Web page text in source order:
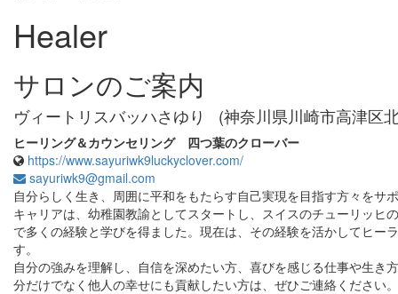
Healer
サロンのご案内
ヴィートリスバッハさゆり (神奈川県川崎市高津区
ヒーリング＆カウンセリング 四つ葉のクローバー
https://www.sayuriwk9luckyclover.com/
sayuriwk9@gmail.com
自分らしく生き、周囲に平和をもたらす自己実現を目指す方々をサ
キャリアは、幼稚園教諭としてスタートし、スイスのチューリッヒ
で多くの経験と学びを得ました。現在は、その経験を活かしてヒー
す。
自分の強みを理解し、自信を深めたい方、喜びを感じる仕事や生き
分だけでなく他人の幸せにも貢献したい方は、ぜひご連絡ください。